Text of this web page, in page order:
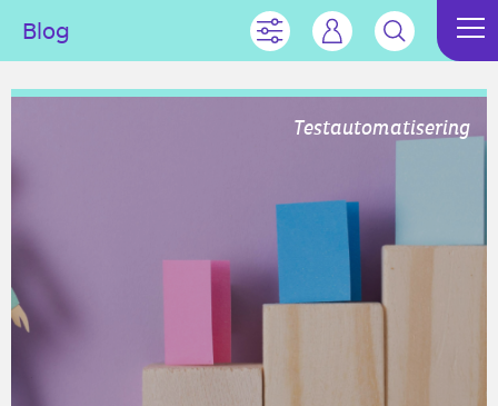
Blog
Testautomatisering